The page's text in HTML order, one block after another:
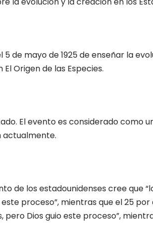
de mayo de 1925 de enseñar la
Origen de las Especies.
El evento es considerado como
actualmente.
de los estadounidenses cree
proceso”, mientras que el 25
Dios guio este proceso”,